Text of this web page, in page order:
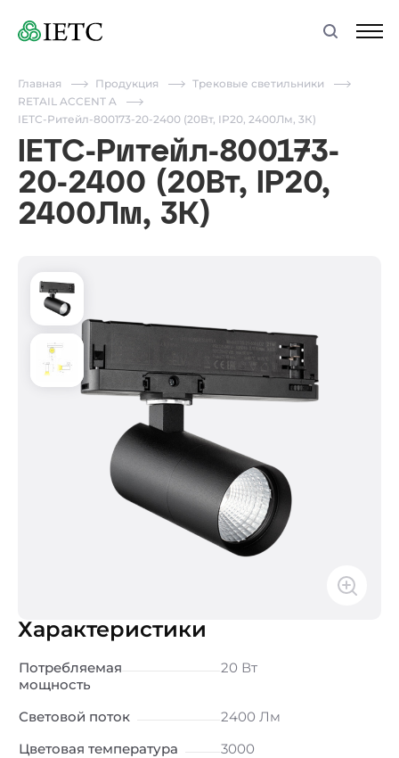
Главная Продукция
Трековые светильники
RETAIL ACCENT A
IETC-Ритейл-800173-20-2400 (20Вт, IP20, 2400Лм, 3К)
IETC-Ритейл-800173-
20-2400 (20Вт, IP20,
2400Лм, 3К)
Характеристики
Потребляемая
мощность
20 Вт
Световой поток
2400 Лм
Цветовая температура
3000